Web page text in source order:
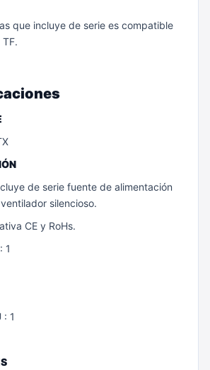
que incluye de serie es compatible
de serie fuente de alimentación
silencioso.
CE y RoHs.
1
: 1